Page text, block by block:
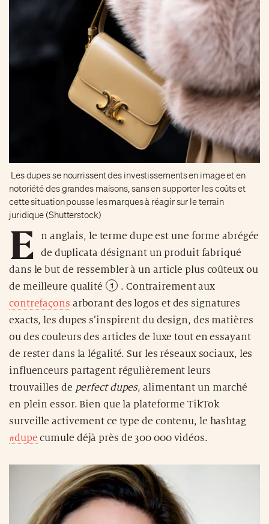
Les dupes se nourrissent des investissements en image et en
notoriété des grandes maisons, sans en supporter les coûts et
cette situation pousse les marques à réagir sur le terrain
juridique (Shutterstock)
E n anglais, le terme dupe est une forme abrégée
de duplicata désignant un produit fabriqué
dans le but de ressembler à un article plus coûteux ou
de meilleure qualité
. Contrairement aux
contrefaçons arborant des logos et des signatures
exacts, les dupes s’inspirent du design, des matières
ou des couleurs des articles de luxe tout en essayant
de rester dans la légalité. Sur les réseaux sociaux, les
influenceurs partagent régulièrement leurs
trouvailles de perfect dupes, alimentant un marché
en plein essor. Bien que la plateforme TikTok
surveille activement ce type de contenu, le hashtag
#dupe cumule déjà près de 300 000 vidéos.